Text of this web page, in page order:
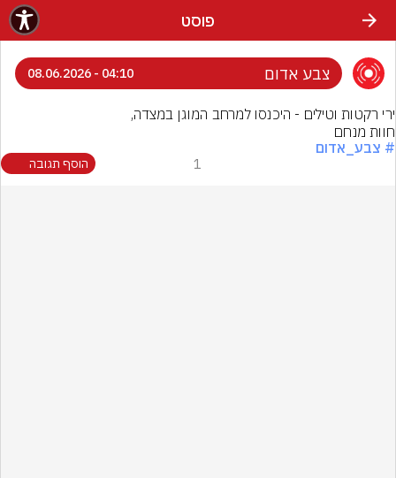
פוסט
צבע אדום 04:10 - 08.06.2026
חוות מנחם
# צבע_אדום
1 הוסף תגובה